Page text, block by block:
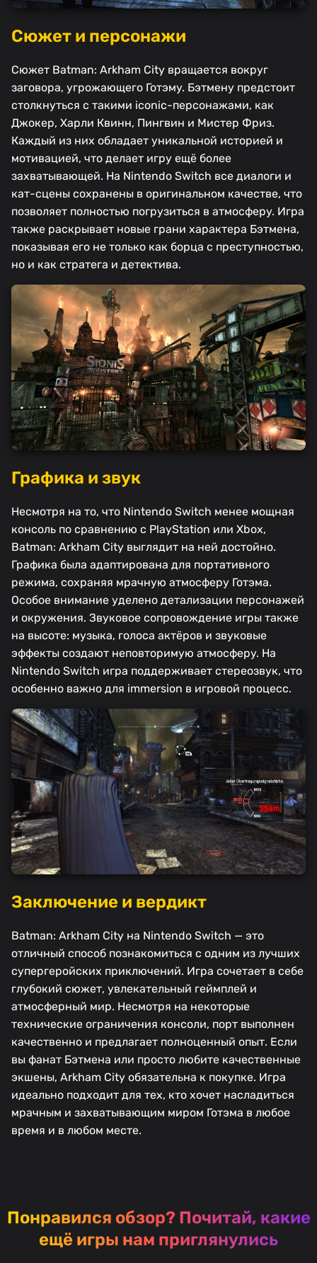
Сюжет и персонажи
Сюжет Batman: Arkham City вращается вокруг
заговора, угрожающего Готэму. Бэтмену предстоит
столкнуться с такими iconic-персонажами, как
Джокер, Харли Квинн, Пингвин и Мистер Фриз.
Каждый из них обладает уникальной историей и
мотивацией, что делает игру ещё более
захватывающей. На Nintendo Switch все диалоги и
кат-сцены сохранены в оригинальном качестве, что
позволяет полностью погрузиться в атмосферу. Игра
также раскрывает новые грани характера Бэтмена,
показывая его не только как борца с преступностью,
но и как стратега и детектива.
Графика и звук
Несмотря на то, что Nintendo Switch менее мощная
консоль по сравнению с PlayStation или Xbox,
Batman: Arkham City выглядит на ней достойно.
Графика была адаптирована для портативного
режима, сохраняя мрачную атмосферу Готэма.
Особое внимание уделено детализации персонажей
и окружения. Звуковое сопровождение игры также
на высоте: музыка, голоса актёров и звуковые
эффекты создают неповторимую атмосферу. На
Nintendo Switch игра поддерживает стереозвук, что
особенно важно для immersion в игровой процесс.
Заключение и вердикт
Batman: Arkham City на Nintendo Switch — это
отличный способ познакомиться с одним из лучших
супергеройских приключений. Игра сочетает в себе
глубокий сюжет, увлекательный геймплей и
атмосферный мир. Несмотря на некоторые
технические ограничения консоли, порт выполнен
качественно и предлагает полноценный опыт. Если
вы фанат Бэтмена или просто любите качественные
экшены, Arkham City обязательна к покупке. Игра
идеально подходит для тех, кто хочет насладиться
мрачным и захватывающим миром Готэма в любое
время и в любом месте.
Понравился обзор? Почитай, какие
ещё игры нам приглянулись